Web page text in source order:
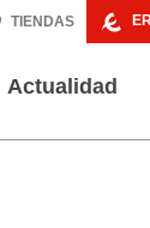
TIENDAS
Actualidad